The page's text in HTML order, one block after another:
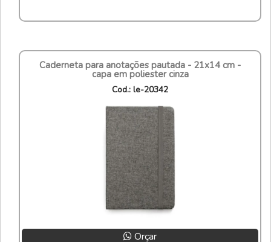
caderneta para anotações pautada - 21x14 cm -
capa em poliester cinza
cod.: le-20342
Orçar